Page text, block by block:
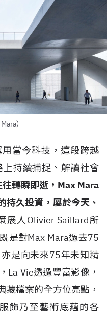
）
當今科技，這段跨越
持續捕捉、解讀社會
往轉瞬即逝，Max Mara
持久投資，屬於今天、
展人Olivier Saillard所
是對Max Mara過去75
是向未來75年未知精
La Vie透過豐富影像，
藏檔案的全方位亮點，
飾乃至藝術底蘊的各